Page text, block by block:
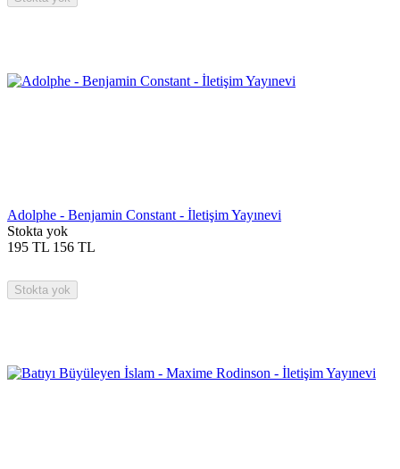
Adolphe - Benjamin Constant - İletişim Yayınevi
Stokta yok
195 TL 156 TL
Stokta yok